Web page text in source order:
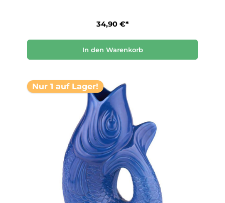
34,90 €*
In den Warenkorb
Nur 1 auf Lager!